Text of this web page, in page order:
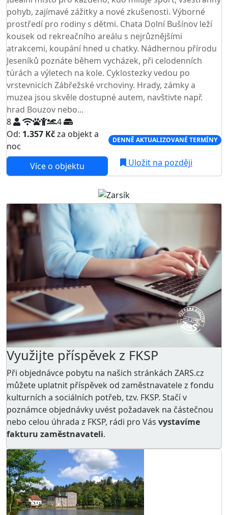
pohyb, zajímavé zážitky a nové zkušenosti. Výborné
prostředí pro rodiny s dětmi. Chata Dolní Bušínov leží
kousek od rekreačního areálu s nejrůznějšími
atrakcemi, koupání hned u chatky. Nádhernou přírodu
Jeseníků poznáte během vycházek, při celodenních
túrách a výletech na kole. Cyklostezky vedou po
vrstevnicích Zábřežské vrchoviny. Hrady, zámky a
muzea jsou skvěle dostupné autem, navštivte např.
hrad Bouzov nebo...
8
4
Od: 1.357 Kčza objekt a
noc
DENNĚ AKTUALIZOVANÉ TERMÍNY
Více o objektu Uložit na později
Využijte příspěvek z FKSP
Při objednávce pobytu na našich stránkách ZARS.cz
můžete uplatnit příspěvek od zaměstnavatele z fondu
kulturních a sociálních potřeb, tzv. FKSP. Stačí v
poznámce objednávky uvést požadavek na částečnou
nebo celou úhrada z FKSP, rádi pro Vás vystavíme
fakturu zaměstnavateli.